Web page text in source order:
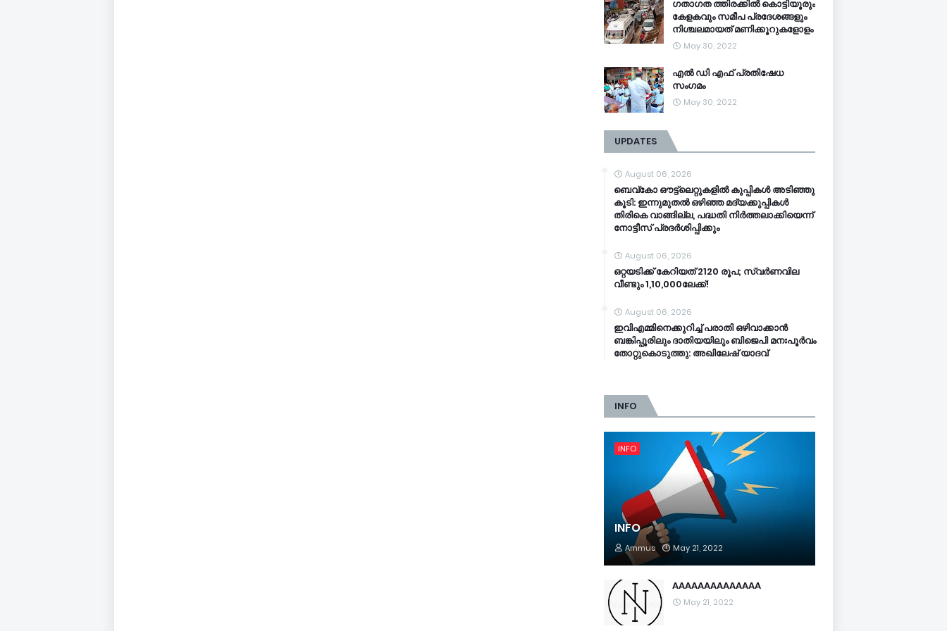
ഗതാഗത ത്തിരക്കിൽ കൊട്ടിയൂരും
കേളകവും സമീപ പ്രദേശങ്ങളും
നിശ്ചലമായത് മണിക്കൂറുകളോളം
May 30, 2022
എൽ ഡി എഫ് പ്രതിഷേധ
സംഗമം
May 30, 2022
UPDATES
August 06, 2026
ബെവ്‌കോ ഔട്ട്‌ലെറ്റുകളില്‍ കുപ്പികള്‍ അടിഞ്ഞു
കൂടി: ഇന്നുമുതല്‍ ഒഴിഞ്ഞ മദ്യക്കുപ്പികള്‍
തിരികെ വാങ്ങില്ല, പദ്ധതി നിര്‍ത്തലാക്കിയെന്ന്
നോട്ടീസ് പ്രദര്‍ശിപ്പിക്കും
August 06, 2026
ഒറ്റയടിക്ക് കേറിയത് 2120 രൂപ; സ്വര്‍ണവില
വീണ്ടും 1,10,000ലേക്ക്!
August 06, 2026
ഇവിഎമ്മിനെക്കുറിച്ച്‌ പരാതി ഒഴിവാക്കാന്‍
ബങ്കിപ്പൂരിലും ദാതിയയിലും ബിജെപി മനഃപൂര്‍വം
തോറ്റുകൊടുത്തു: അഖിലേഷ് യാദവ്‌
INFO
INFO
INFO
Ammus May 21, 2022
AAAAAAAAAAAAAA
May 21, 2022